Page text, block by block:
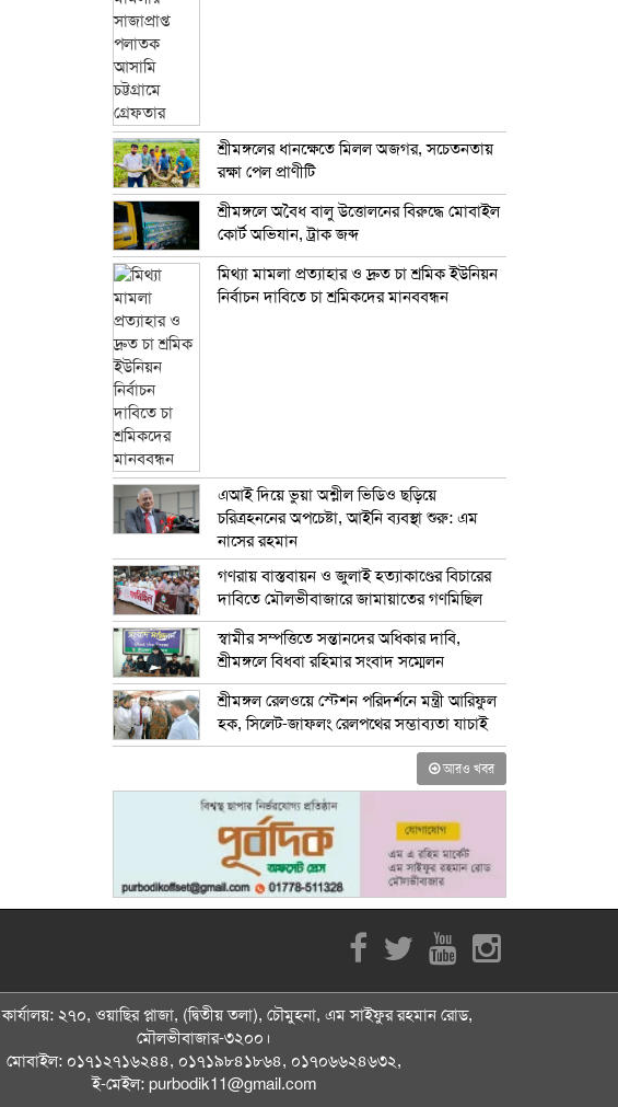
শ্রীমঙ্গলের ধানক্ষেতে মিলল অজগর, সচেতনতায়
রক্ষা পেল প্রাণীটি
শ্রীমঙ্গলে অবৈধ বালু উত্তোলনের বিরুদ্ধে মোবাইল
কোর্ট অভিযান, ট্রাক জব্দ
মিথ্যা মামলা প্রত্যাহার ও দ্রুত চা শ্রমিক ইউনিয়ন
নির্বাচন দাবিতে চা শ্রমিকদের মানববন্ধন
এআই দিয়ে ভুয়া অশ্লীল ভিডিও ছড়িয়ে
চরিত্রহননের অপচেষ্টা, আইনি ব্যবস্থা শুরু: এম
নাসের রহমান
গণরায় বাস্তবায়ন ও জুলাই হত্যাকাণ্ডের বিচারের
দাবিতে মৌলভীবাজারে জামায়াতের গণমিছিল
স্বামীর সম্পত্তিতে সন্তানদের অধিকার দাবি,
শ্রীমঙ্গলে বিধবা রহিমার সংবাদ সম্মেলন
শ্রীমঙ্গল রেলওয়ে স্টেশন পরিদর্শনে মন্ত্রী আরিফুল
হক, সিলেট-জাফলং রেলপথের সম্ভাব্যতা যাচাই
আরও খবর
২৭০, ওয়াছির প্লাজা, (দ্বিতীয় তলা), চৌমুহনা, এম সাইফুর রহমান রোড,
মৌলভীবাজার-৩২০০।
মোবাইল: ০১৭১২৭১৬২৪৪, ০১৭১৯৮৪১৮৬৪, ০১৭০৬৬২৪৬৩২,
ই-মেইল: purbodik11@gmail.com